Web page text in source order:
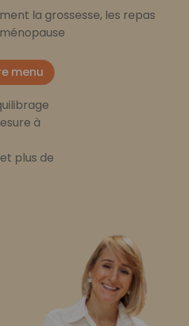
la grossesse, les repas
menu
à
plus de